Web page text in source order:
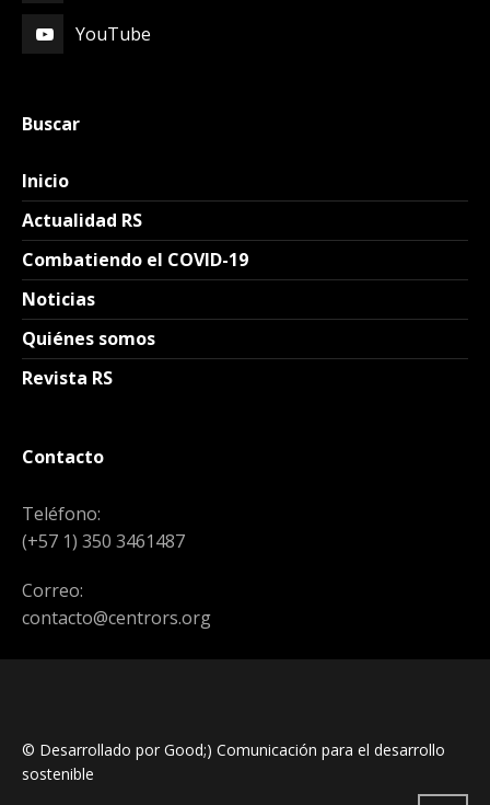
YouTube
Buscar
Inicio
Actualidad RS
Combatiendo el COVID-19
Noticias
Quiénes somos
Revista RS
Contacto
Teléfono:
(+57 1) 350 3461487
Correo:
contacto@centrors.org
© Desarrollado por Good;) Comunicación para el desarrollo
sostenible